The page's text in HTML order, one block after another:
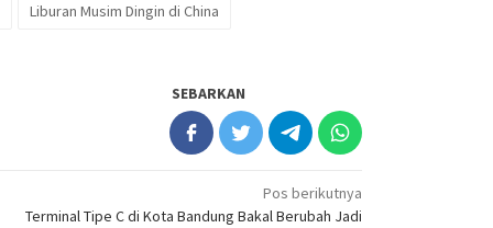
Liburan Musim Dingin di China
SEBARKAN
Pos berikutnya
Terminal Tipe C di Kota Bandung Bakal Berubah Jadi